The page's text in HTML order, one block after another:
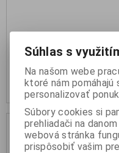
skladom: 158ks
Súhlas s
Na našom webe
ktoré nám
personalizovať
Súbory cookies si
prehliadači na
webová stránka
prispôsobiť vašim